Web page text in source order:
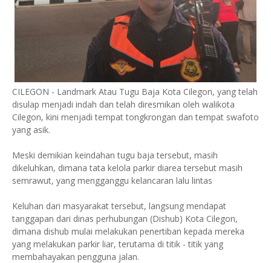
CILEGON - Landmark Atau Tugu Baja Kota Cilegon, yang telah
disulap menjadi indah dan telah diresmikan oleh walikota
Cilegon, kini menjadi tempat tongkrongan dan tempat swafoto
yang asik.
Meski demikian keindahan tugu baja tersebut, masih
dikeluhkan, dimana tata kelola parkir diarea tersebut masih
semrawut, yang mengganggu kelancaran lalu lintas
Keluhan dari masyarakat tersebut, langsung mendapat
tanggapan dari dinas perhubungan (Dishub) Kota Cilegon,
dimana dishub mulai melakukan penertiban kepada mereka
yang melakukan parkir liar, terutama di titik - titik yang
membahayakan pengguna jalan.